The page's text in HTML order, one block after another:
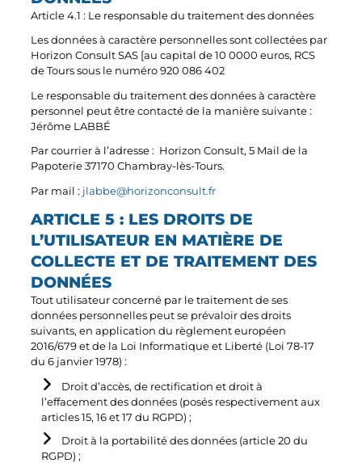
Article 4.1 : Le responsable du traitement des données
Les données à caractère personnelles sont collectées par
Horizon Consult SAS [au capital de 10 0000 euros, RCS
de Tours sous le numéro 920 086 402
Le responsable du traitement des données à caractère
personnel peut être contacté de la manière suivante :
Jérôme LABBÉ
Par courrier à l’adresse : Horizon Consult,5 Mail de la
Papoterie 37170 Chambray-lès-Tours.
Par mail : jlabbe@horizonconsult.fr
ARTICLE 5 : LES DROITS DE
L’UTILISATEUR EN MATIÈRE DE
COLLECTE ET DE TRAITEMENT DES
DONNÉES
Tout utilisateur concerné par le traitement de ses
données personnelles peut se prévaloir des droits
suivants, en application du règlement européen
2016/679 et de la Loi Informatique et Liberté (Loi 78-17
du 6 janvier 1978) :
Droit d’accès, de rectification et droit à
l’effacement des données (posés respectivement aux
articles 15, 16 et 17 du RGPD) ;
Droit à la portabilité des données (article 20 du
RGPD) ;